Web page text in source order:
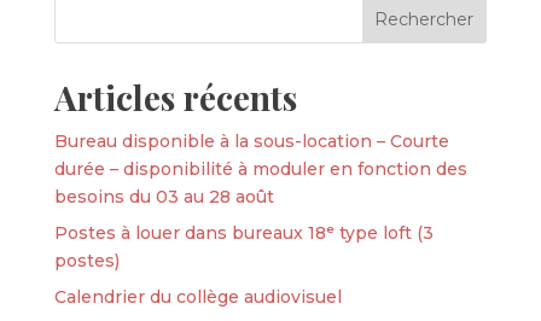
Articles récents
Bureau disponible à la sous-location – Courte
durée – disponibilité à moduler en fonction des
besoins du 03 au 28 août
Postes à louer dans bureaux 18ᵉ type loft (3
postes)
Calendrier du collège audiovisuel